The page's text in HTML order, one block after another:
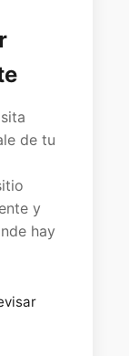
de tu
y
hay